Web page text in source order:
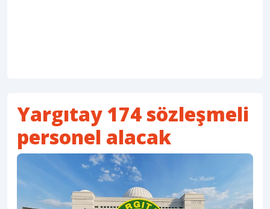
Yargıtay 174 sözleşmeli
personel alacak